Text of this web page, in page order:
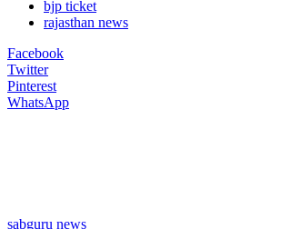
bjp ticket
rajasthan news
Facebook
Twitter
Pinterest
WhatsApp
sabguru news